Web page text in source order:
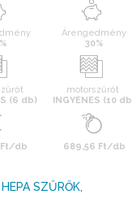
(6 db)
Ft/db
Árengedmény
30%
motorszűrőt
INGYENES (10
689,56 Ft/db
SZŰRŐK,